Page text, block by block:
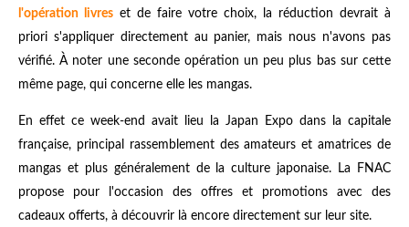
l'opération livres et de faire votre choix, la réduction devrait à
priori s'appliquer directement au panier, mais nous n'avons pas
vérifié. À noter une seconde opération un peu plus bas sur cette
même page, qui concerne elle les mangas.
En effet ce week-end avait lieu la Japan Expo dans la capitale
française, principal rassemblement des amateurs et amatrices de
mangas et plus généralement de la culture japonaise. La FNAC
propose pour l'occasion des offres et promotions avec des
cadeaux offerts, à découvrir là encore directement sur leur site.